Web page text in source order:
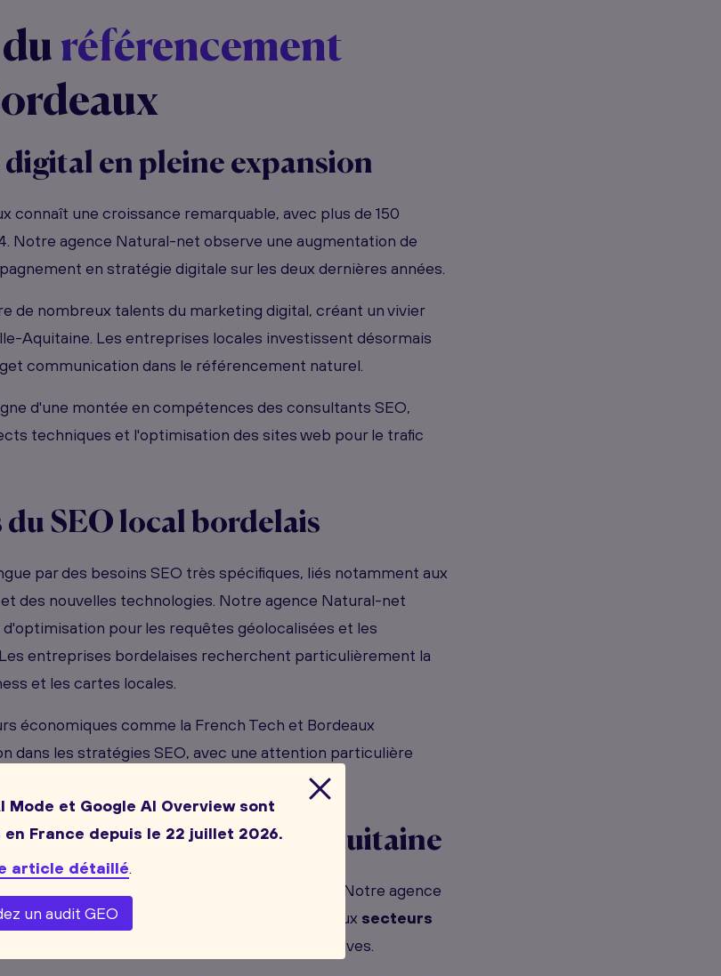
référencement
digital en pleine expansion
connaît une croissance remarquable, avec plus de 150
Notre agence Natural-net observe une augmentation de
en stratégie digitale sur les deux dernières années.
de nombreux talents du marketing digital, créant un vivier
Aquitaine. Les entreprises locales investissent désormais
communication dans le référencement naturel.
d'une montée en compétences des consultants SEO,
techniques et l'optimisation des sites web pour le trafic
du SEO local bordelais
par des besoins SEO très spécifiques, liés notamment aux
des nouvelles technologies. Notre agence Natural-net
pour les requêtes géolocalisées et les
entreprises bordelaises recherchent particulièrement la
et les cartes locales.
économiques comme la French Tech et Bordeaux
dans les stratégies SEO, avec une attention particulière
des sites web.
marketing digitalen Aquitaine
entreprises aquitaines s'accélère rapidement. Notre agence
cette évolution avec des solutions adaptées aux secteurs
agroalimentaire et industries créatives.
Mode et Google AI Overview sont
en France depuis le 22 juillet 2026.
article détaillé.
un audit GEO